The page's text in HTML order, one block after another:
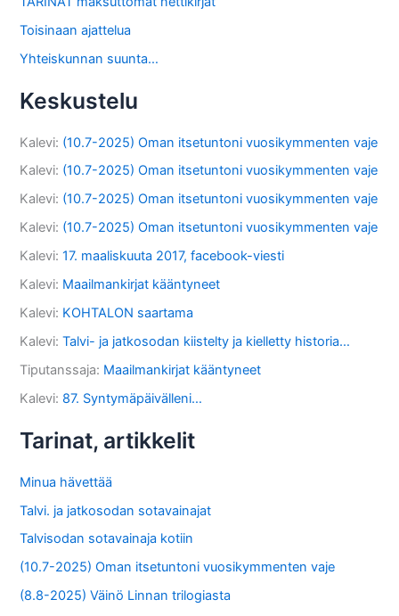
Toisinaan ajattelua
Yhteiskunnan suunta…
Keskustelu
Kalevi: (10.7-2025) Oman itsetuntoni vuosikymmenten vaje
Kalevi: (10.7-2025) Oman itsetuntoni vuosikymmenten vaje
Kalevi: (10.7-2025) Oman itsetuntoni vuosikymmenten vaje
Kalevi: (10.7-2025) Oman itsetuntoni vuosikymmenten vaje
Kalevi:17. maaliskuuta 2017, facebook-viesti
Kalevi: Maailmankirjat kääntyneet
Kalevi: KOHTALON saartama
Kalevi:Talvi- ja jatkosodan kiistelty ja kielletty historia…
Tiputanssaja: Maailmankirjat kääntyneet
Kalevi: 87. Syntymäpäivälleni…
Tarinat, artikkelit
Minua hävettää
Talvi. ja jatkosodan sotavainajat
Talvisodan sotavainaja kotiin
(10.7-2025) Oman itsetuntoni vuosikymmenten vaje
(8.8-2025) Väinö Linnan trilogiasta